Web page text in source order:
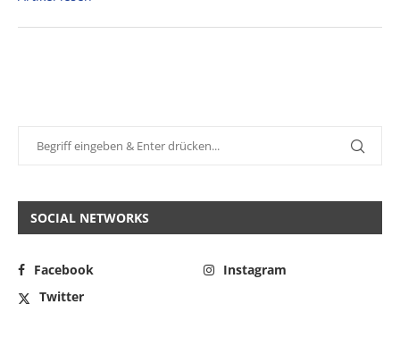
SOCIAL NETWORKS
Facebook
Instagram
Twitter